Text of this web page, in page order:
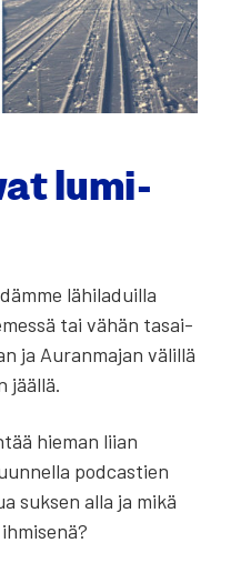
lumi­
lähi­la­duil­la
tai vähän tasai­
ja Auran­ma­jan välil­lä
jääl­lä.
hie­man lii­an
podcas­tien
suk­sen alla ja mikä